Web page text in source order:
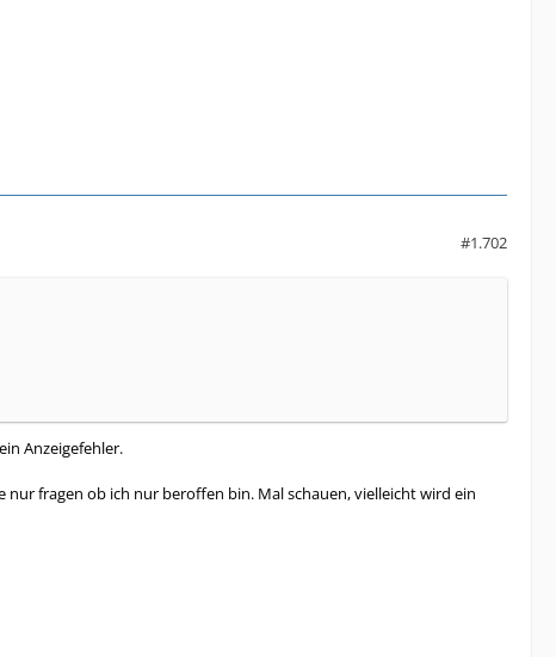
#1.702
Anzeigefehler.
fragen ob ich nur beroffen bin. Mal schauen, vielleicht wird ein